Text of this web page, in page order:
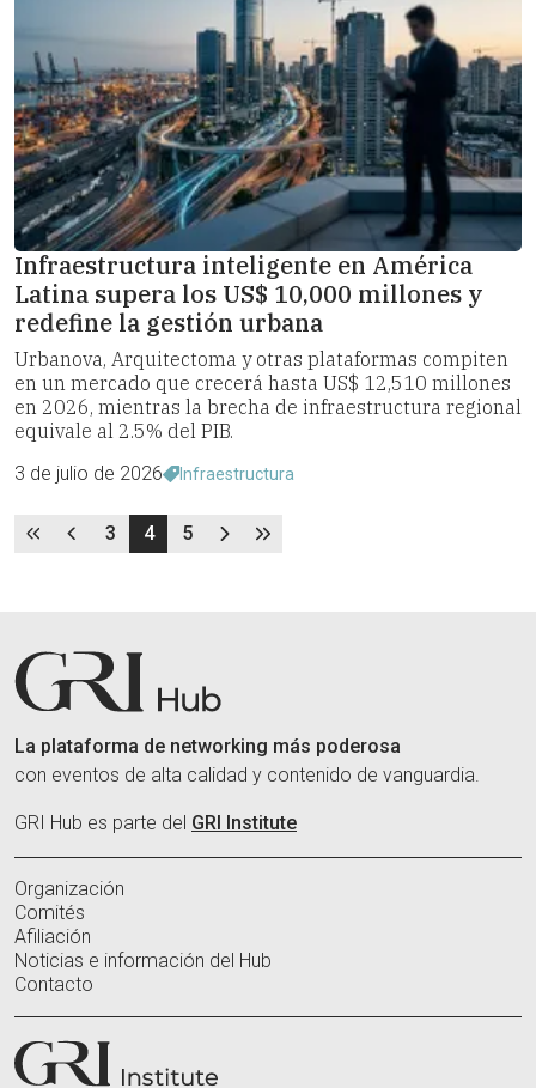
Infraestructura inteligente en América
Latina supera los US$ 10,000 millones y
redefine la gestión urbana
Urbanova, Arquitectoma y otras plataformas compiten
en un mercado que crecerá hasta US$ 12,510 millones
en 2026, mientras la brecha de infraestructura regional
equivale al 2.5% del PIB.
3 de julio de 2026 Infraestructura
3 4 5
La plataforma de networking más poderosa
con eventos de alta calidad y contenido de vanguardia.
GRI Hub es parte del GRI Institute
Organización
Comités
Afiliación
Noticias e información del Hub
Contacto